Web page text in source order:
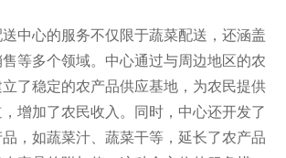
中心的服务不仅限于蔬菜配送，还涵盖
等多个领域。中心通过与周边地区的农
了稳定的农产品供应基地，为农民提供
增加了农民收入。同时，中心还开发了
，如蔬菜汁、蔬菜干等，延长了农产品